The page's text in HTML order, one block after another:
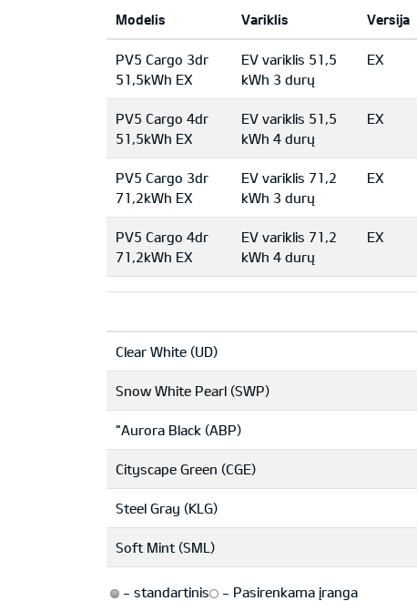
Modelis Variklis Versija
PV5 Cargo 3dr
51,5kWh EX
EV variklis 51,5
kWh 3 durų
EX
PV5 Cargo 4dr
51,5kWh EX
EV variklis 51,5
kWh 4 durų
EX
PV5 Cargo 3dr
71,2kWh EX
EV variklis 71,2
kWh 3 durų
EX
PV5 Cargo 4dr
71,2kWh EX
EV variklis 71,2
kWh 4 durų
EX
Clear White (UD)
Snow White Pearl (SWP)
"Aurora Black (ABP)
Cityscape Green (CGE)
Steel Gray (KLG)
Soft Mint (SML)
- standartinis - Pasirenkama įranga